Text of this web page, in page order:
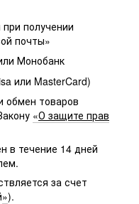
получении
почты»
Монобанк
или MasterCard)
обмен товаров
«О защите прав
в течение 14 дней
за счет
»).